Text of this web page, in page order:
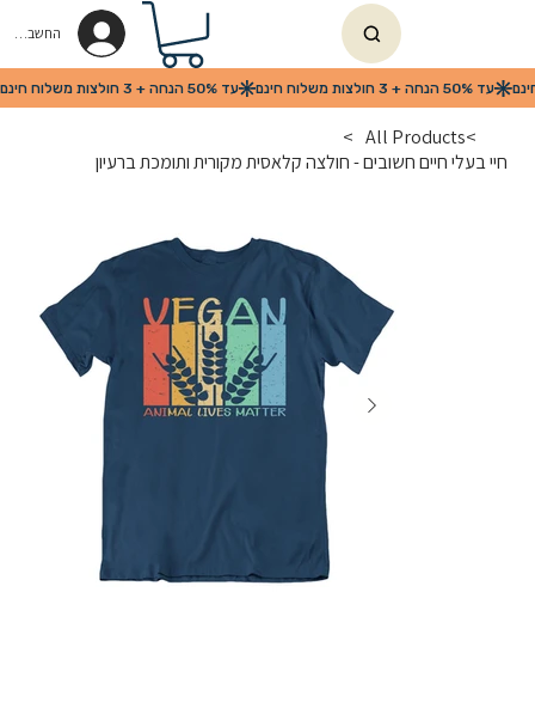
החשבון שלי
>
All Products
>
חיי בעלי חיים חשובים - חולצה קלאסית מקורית ותומכת ברעיון